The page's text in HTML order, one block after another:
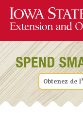
Obtenez de